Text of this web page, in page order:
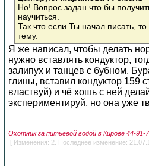
Но! Вопрос задан что бы
научиться.
Так что если Ты начал писать,
тему.
Я же написал, чтобы делать
нужно вставлять кондуктор,
залипух и танцев с бубном.
глины, вставил кондуктор 159
властвуй) и чё хошь с ней
экспериментируй, но она уже
Охотник за питьевой водой в Кирове 44-91-
[ Изменения: 2. Последнее изменение: